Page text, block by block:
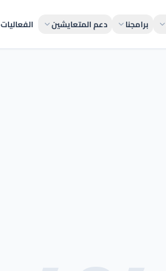
برامجنا دعم المتعايشين الفعاليات